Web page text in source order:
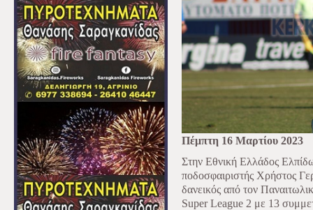
Πέμπτη 16 Μαρτίου 2023
Στην Εθνική Ελλάδος
ποδοσφαιριστής Χρήστος
δανεικός από τον
Super League 2 με 13